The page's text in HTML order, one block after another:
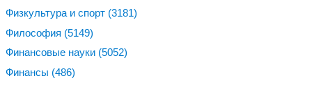
Физкультура и спорт (3181)
Философия (5149)
Финансовые науки (5052)
Финансы (486)